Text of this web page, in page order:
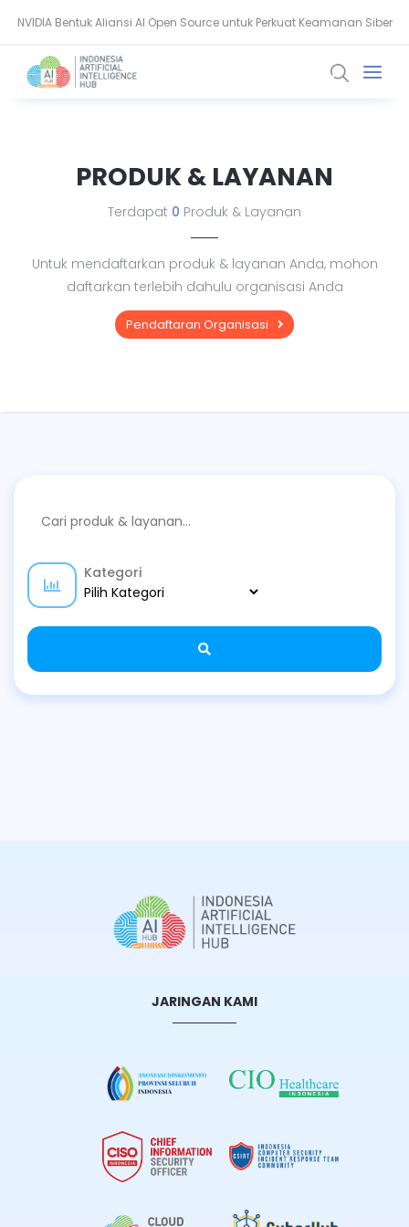
NVIDIA Bentuk Aliansi AI Open Source untuk Perkuat Keamanan Siber
Guardoc Gunakan Amazon Nova untuk Proses 1 Juta Dokumen
PRODUK & LAYANAN
Terdapat 0 Produk & Layanan
Untuk mendaftarkan produk & layanan Anda, mohon
daftarkan terlebih dahulu organisasi Anda
Pendaftaran Organisasi
Kategori
JARINGAN KAMI